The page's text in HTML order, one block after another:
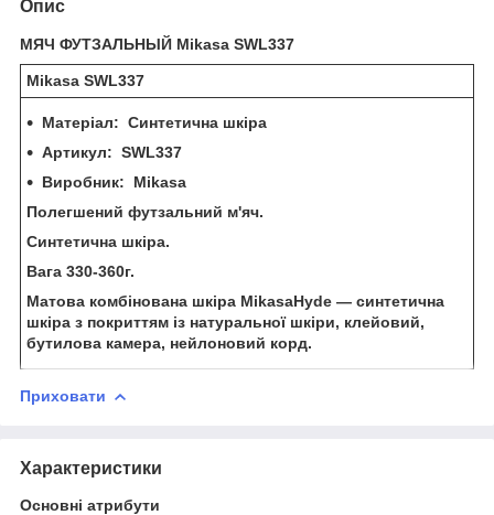
Опис
МЯЧ ФУТЗАЛЬНЫЙ Mikasa SWL337
Mikasa SWL337
Матеріал: Синтетична шкіра
Артикул: SWL337
Виробник: Mikasa
Полегшений футзальний м'яч.
Синтетична шкіра.
Вага 330-360г.
Матова комбінована шкіра MikasaHyde — синтетична
шкіра з покриттям із натуральної шкіри, клейовий,
бутилова камера, нейлоновий корд.
Приховати
Характеристики
Основні атрибути